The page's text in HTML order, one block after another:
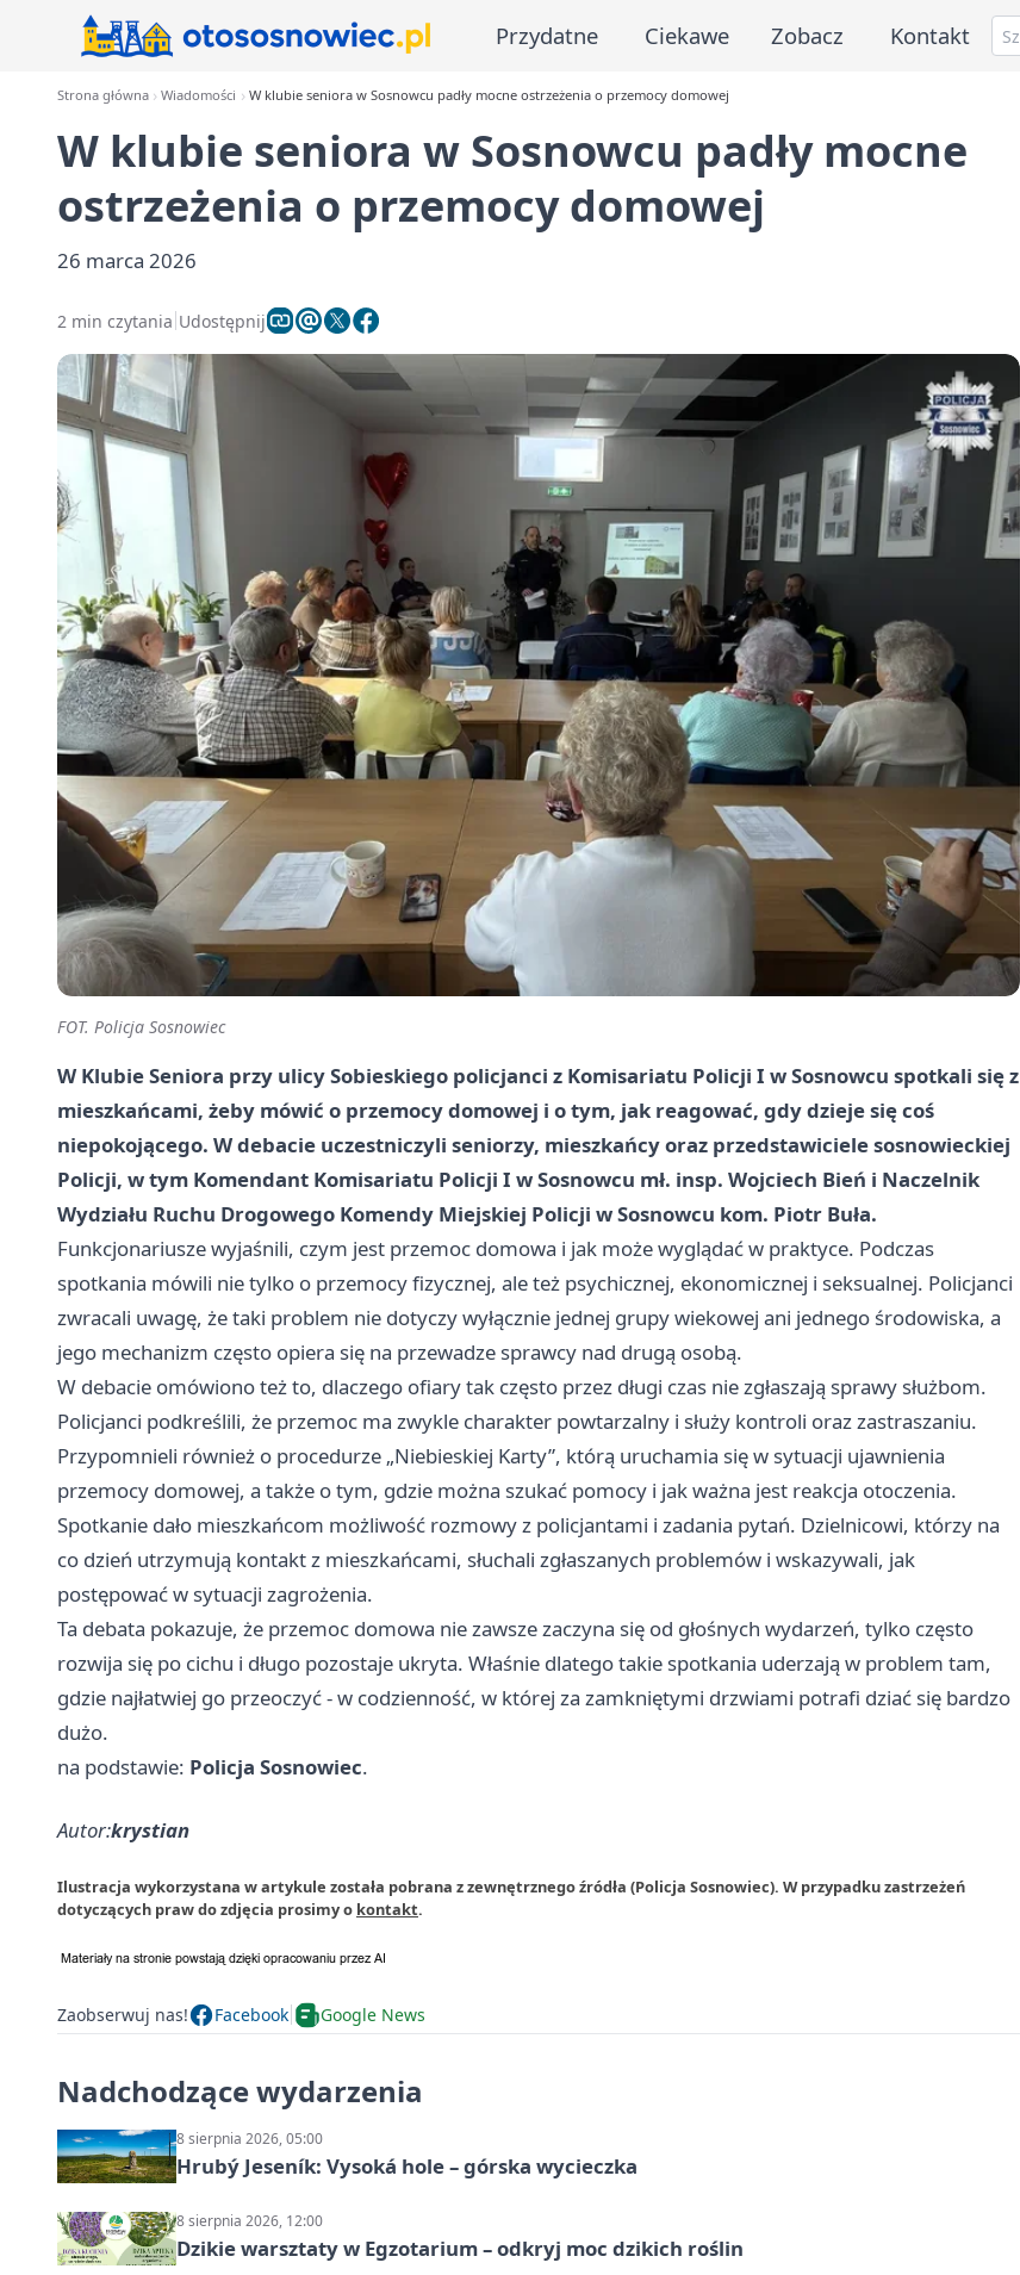
Przydatne Ciekawe Zobacz Kontakt
Strona główna Wiadomości W klubie seniora w Sosnowcu padły mocne ostrzeżenia o przemocy domowej
W klubie seniora w Sosnowcu padły mocne
ostrzeżenia o przemocy domowej
26 marca 2026
2 min czytania Udostępnij
FOT. Policja Sosnowiec
W Klubie Seniora przy ulicy Sobieskiego policjanci z Komisariatu Policji I w Sosnowcu spotkali się z
mieszkańcami, żeby mówić o przemocy domowej i o tym, jak reagować, gdy dzieje się coś
niepokojącego. W debacie uczestniczyli seniorzy, mieszkańcy oraz przedstawiciele sosnowieckiej
Policji, w tym Komendant Komisariatu Policji I w Sosnowcu mł. insp. Wojciech Bień i Naczelnik
Wydziału Ruchu Drogowego Komendy Miejskiej Policji w Sosnowcu kom. Piotr Buła.
Funkcjonariusze wyjaśnili, czym jest przemoc domowa i jak może wyglądać w praktyce. Podczas
spotkania mówili nie tylko o przemocy fizycznej, ale też psychicznej, ekonomicznej i seksualnej. Policjanci
zwracali uwagę, że taki problem nie dotyczy wyłącznie jednej grupy wiekowej ani jednego środowiska, a
jego mechanizm często opiera się na przewadze sprawcy nad drugą osobą.
W debacie omówiono też to, dlaczego ofiary tak często przez długi czas nie zgłaszają sprawy służbom.
Policjanci podkreślili, że przemoc ma zwykle charakter powtarzalny i służy kontroli oraz zastraszaniu.
Przypomnieli również o procedurze „Niebieskiej Karty”, którą uruchamia się w sytuacji ujawnienia
przemocy domowej, a także o tym, gdzie można szukać pomocy i jak ważna jest reakcja otoczenia.
Spotkanie dało mieszkańcom możliwość rozmowy z policjantami i zadania pytań. Dzielnicowi, którzy na
co dzień utrzymują kontakt z mieszkańcami, słuchali zgłaszanych problemów i wskazywali, jak
postępować w sytuacji zagrożenia.
Ta debata pokazuje, że przemoc domowa nie zawsze zaczyna się od głośnych wydarzeń, tylko często
rozwija się po cichu i długo pozostaje ukryta. Właśnie dlatego takie spotkania uderzają w problem tam,
gdzie najłatwiej go przeoczyć - w codzienność, w której za zamkniętymi drzwiami potrafi dziać się bardzo
dużo.
na podstawie: Policja Sosnowiec.
Autor:krystian
Ilustracja wykorzystana w artykule została pobrana z zewnętrznego źródła (Policja Sosnowiec). W przypadku zastrzeżeń
dotyczących praw do zdjęcia prosimy o kontakt.
Zaobserwuj nas! Facebook Google News
Nadchodzące wydarzenia
8 sierpnia 2026, 05:00
Hrubý Jeseník: Vysoká hole – górska wycieczka
8 sierpnia 2026, 12:00
Dzikie warsztaty w Egzotarium – odkryj moc dzikich roślin